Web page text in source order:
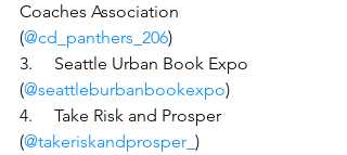
Coaches Association
(@cd_panthers_206)
3.     Seattle Urban Book Expo
(@seattleburbanbookexpo)
4.     Take Risk and Prosper
(@takeriskandprosper_ )